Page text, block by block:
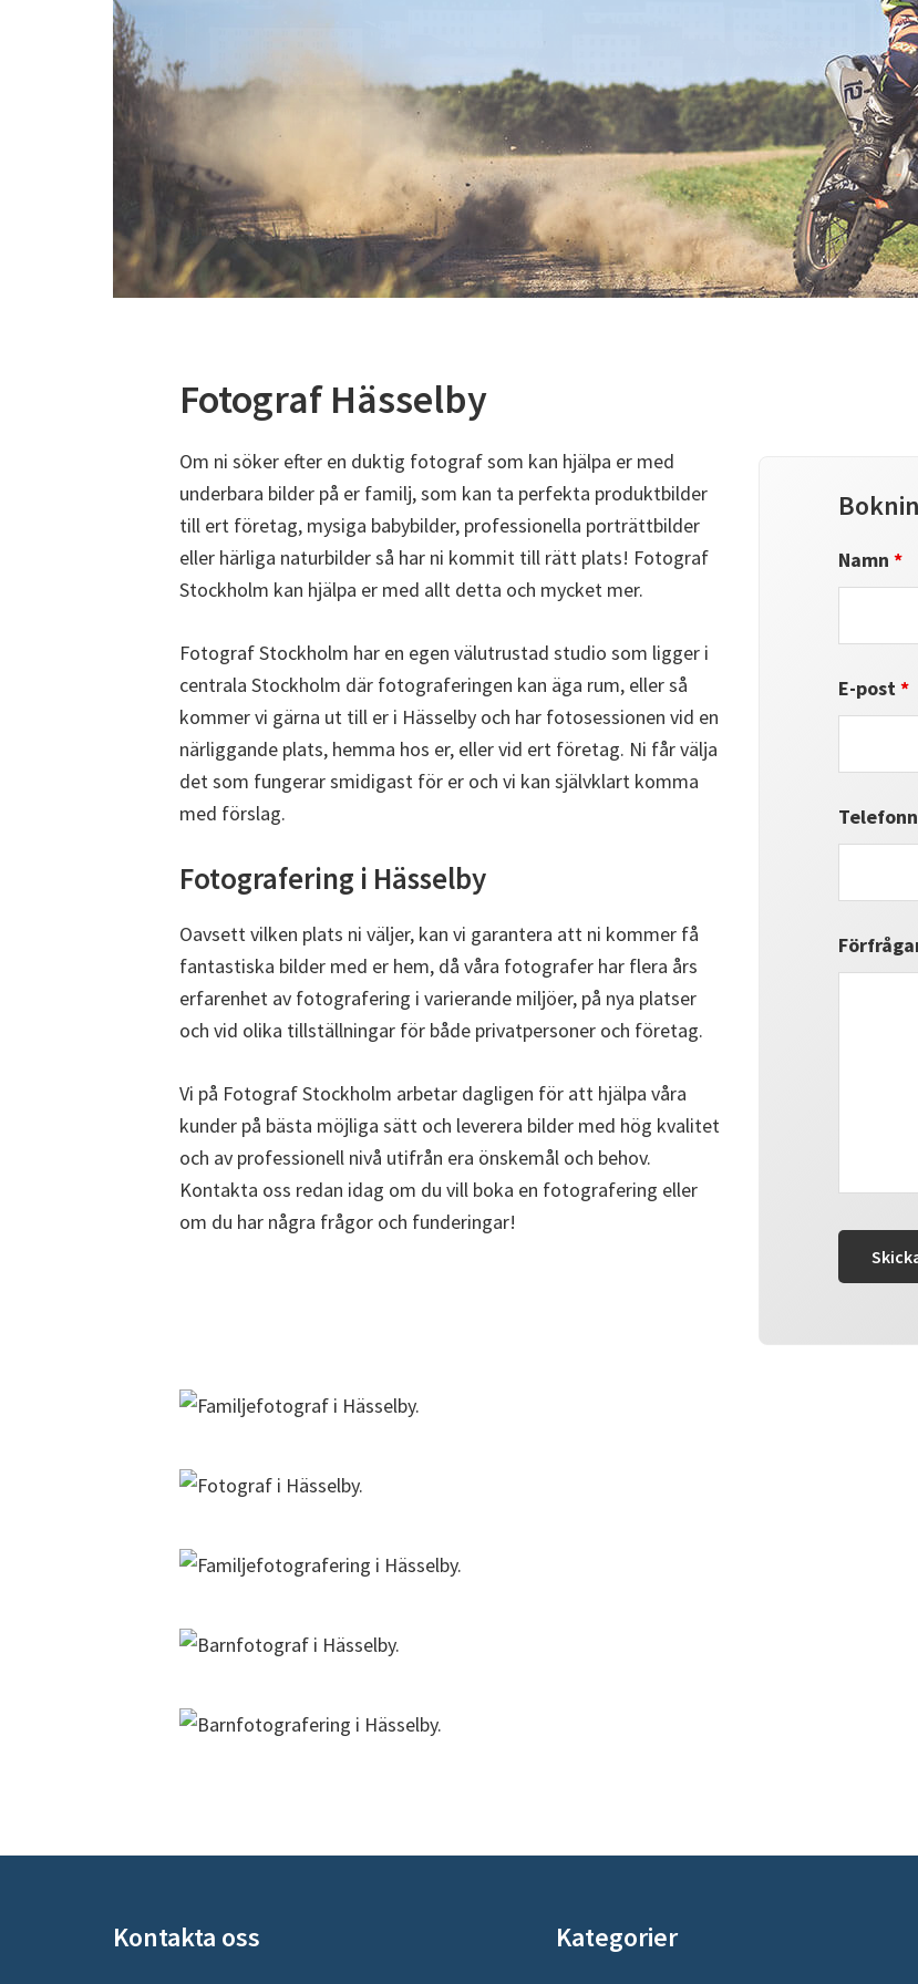
Fotograf Hässelby
Om ni söker efter en duktig fotograf som kan hjälpa er med
underbara bilder på er familj, som kan ta perfekta produktbilder
till ert företag, mysiga babybilder, professionella porträttbilder
eller härliga naturbilder så har ni kommit till rätt plats! Fotograf
Stockholm kan hjälpa er med allt detta och mycket mer.
Fotograf Stockholm har en egen välutrustad studio som ligger i
centrala Stockholm där fotograferingen kan äga rum, eller så
kommer vi gärna ut till er i Hässelby och har fotosessionen vid en
närliggande plats, hemma hos er, eller vid ert företag. Ni får välja
det som fungerar smidigast för er och vi kan självklart komma
med förslag.
Fotografering i Hässelby
Oavsett vilken plats ni väljer, kan vi garantera att ni kommer få
fantastiska bilder med er hem, då våra fotografer har flera års
erfarenhet av fotografering i varierande miljöer, på nya platser
och vid olika tillställningar för både privatpersoner och företag.
Vi på Fotograf Stockholm arbetar dagligen för att hjälpa våra
kunder på bästa möjliga sätt och leverera bilder med hög kvalitet
och av professionell nivå utifrån era önskemål och behov.
Kontakta oss redan idag om du vill boka en fotografering eller
om du har några frågor och funderingar!
Namn*
E-post*
Kontakta oss Kategorier